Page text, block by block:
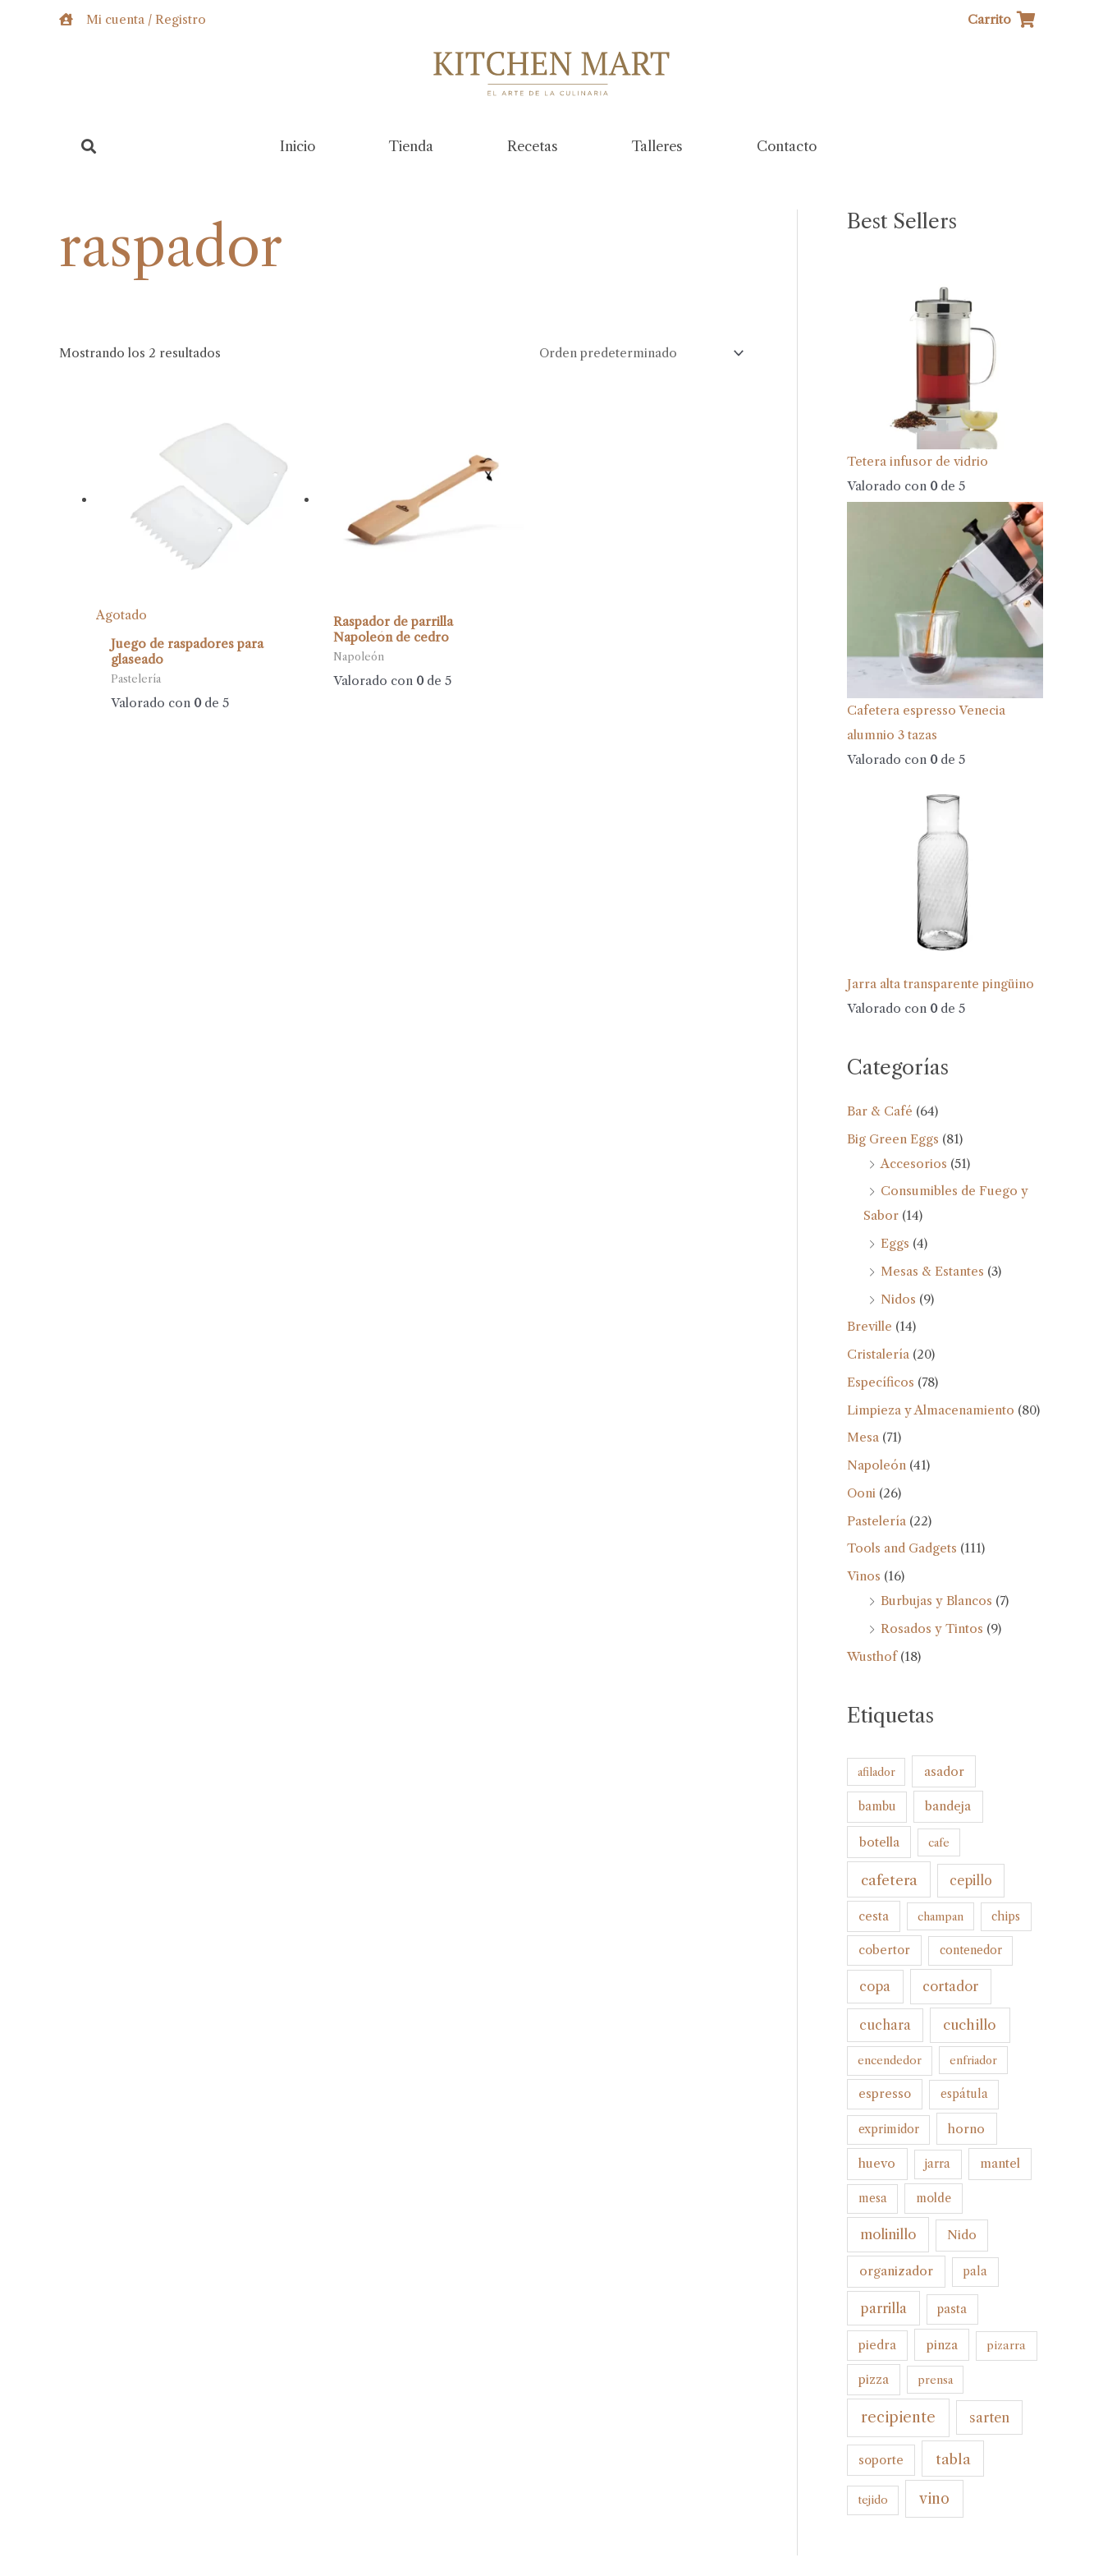
Mi cuenta / Registro Carrito
Inicio Tienda Recetas Talleres Contacto
raspador
Mostrando los 2 resultados
Agotado
Juego de raspadores para
glaseado
Pastelería
Valorado con 0de 5
Raspador de parrilla
Napoleón de cedro
Napoleón
Valorado con 0de 5
Best Sellers
Tetera infusor de vidrio
Valorado con 0de 5
Cafetera espresso Venecia
alumnio 3 tazas
Valorado con 0de 5
Jarra alta transparente pingüino
Valorado con 0de 5
Categorías
Bar & Café (64)
Big Green Eggs (81)
Accesorios (51)
Consumibles de Fuego y
Sabor (14)
Eggs (4)
Mesas & Estantes (3)
Nidos (9)
Breville (14)
Cristalería (20)
Específicos (78)
Limpieza y Almacenamiento (80)
Mesa (71)
Napoleón (41)
Ooni (26)
Pastelería (22)
Tools and Gadgets (111)
Vinos (16)
Burbujas y Blancos (7)
Rosados y Tintos (9)
Wusthof (18)
Etiquetas
afilador asador
bambu bandeja
botella cafe
cafetera cepillo
cesta champan chips
cobertor contenedor
copa cortador
cuchara cuchillo
encendedor enfriador
espresso espátula
exprimidor horno
huevo jarra mantel
mesa molde
molinillo Nido
organizador pala
parrilla pasta
piedra pinza pizarra
pizza prensa
recipiente sarten
soporte tabla
tejido vino